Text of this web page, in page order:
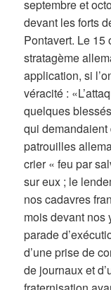
septembre et
devant les forts
Pontavert. Le 15
stratagème
application, si
véracité :
quelques
qui
patrouilles
crier « feu par
sur eux ; le
nos cadavres
mois devant nos
parade
d’une prise de
de journaux et